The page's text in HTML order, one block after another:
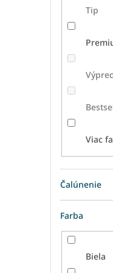
Tip
Viac
Čalúnenie
Farba
Biela